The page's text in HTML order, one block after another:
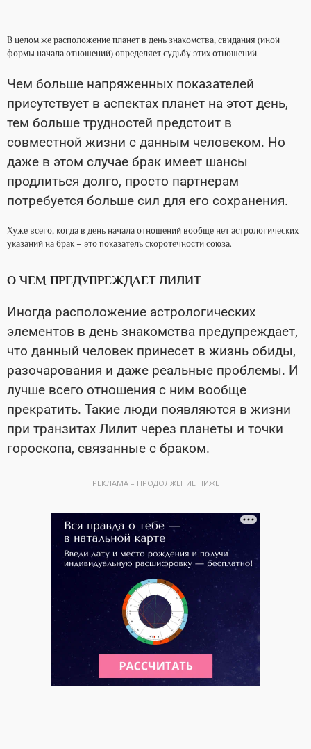
В целом же расположение планет в день знакомства, свидания (иной
формы начала отношений) определяет судьбу этих отношений.
Чем больше напряженных показателей
присутствует в аспектах планет на этот день,
тем больше трудностей предстоит в
совместной жизни с данным человеком. Но
даже в этом случае брак имеет шансы
продлиться долго, просто партнерам
потребуется больше сил для его сохранения.
Хуже всего, когда в день начала отношений вообще нет астрологических
указаний на брак – это показатель скоротечности союза.
О ЧЕМ ПРЕДУПРЕЖДАЕТ ЛИЛИТ
Иногда расположение астрологических
элементов в день знакомства предупреждает,
что данный человек принесет в жизнь обиды,
разочарования и даже реальные проблемы. И
лучше всего отношения с ним вообще
прекратить. Такие люди появляются в жизни
при транзитах Лилит через планеты и точки
гороскопа, связанные с браком.
РЕКЛАМА – ПРОДОЛЖЕНИЕ НИЖЕ